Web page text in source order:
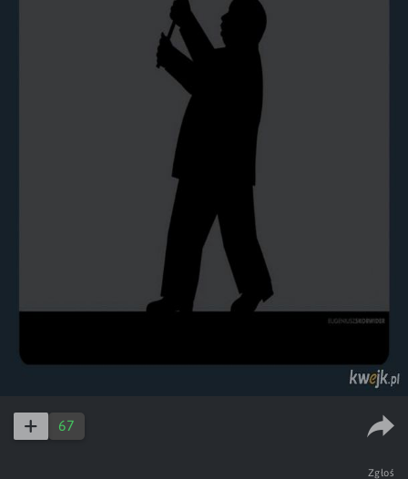
67
Zgłoś